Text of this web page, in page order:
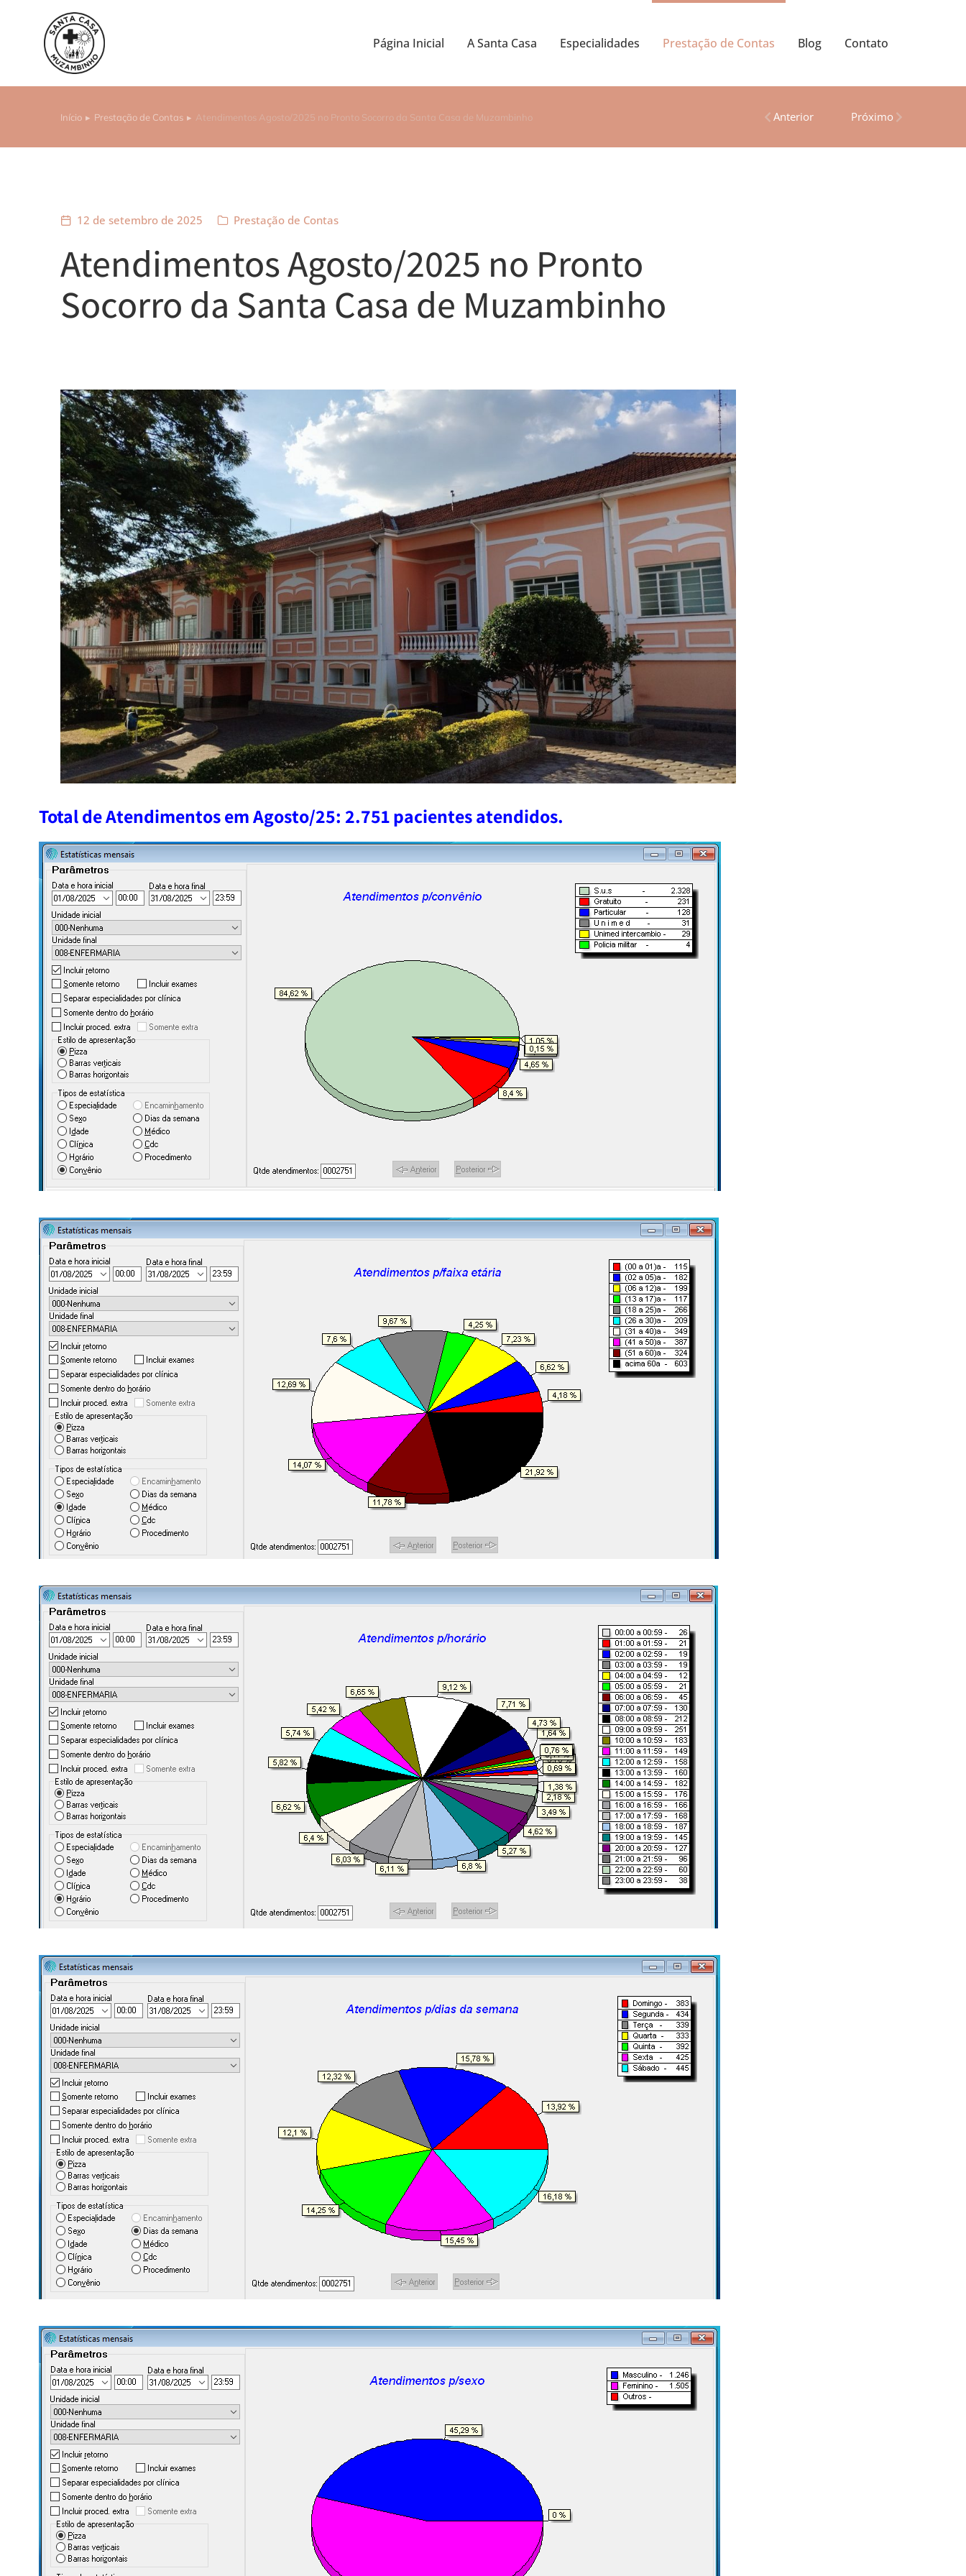
Página Inicial A Santa Casa Especialidades Prestação de Contas Blog Contato
Você está aqui:
Início Prestação de Contas Atendimentos Agosto/2025 no Pronto Socorro da Santa Casa de Muzambinho Anterior Próximo
12 de setembro de 2025 Prestação de Contas
Atendimentos Agosto/2025 no Pronto
Socorro da Santa Casa de Muzambinho
Total de Atendimentos em Agosto/25: 2.751 pacientes atendidos.